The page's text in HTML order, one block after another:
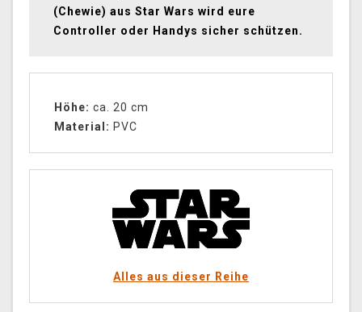
(Chewie) aus Star Wars wird eure
Controller oder Handys sicher schützen.
Höhe: ca. 20 cm
Material: PVC
Alles aus dieser Reihe